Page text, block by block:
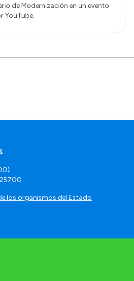
de Modernización en un evento
YouTube.
los organismos del Estado